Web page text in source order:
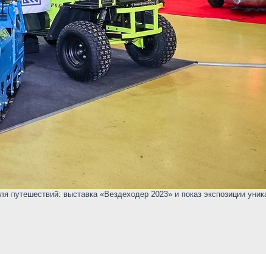
выставка «Вездеходер 2023» и показ экспозиции